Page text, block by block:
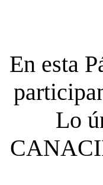
En esta
Lo